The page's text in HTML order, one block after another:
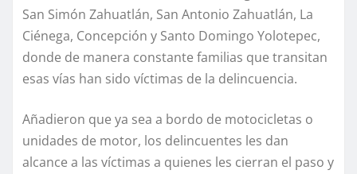
San Simón Zahuatlán, San Antonio Zahuatlán, La
Ciénega, Concepción y Santo Domingo Yolotepec,
donde de manera constante familias que transitan
esas vías han sido víctimas de la delincuencia.
Añadieron que ya sea a bordo de motocicletas o
unidades de motor, los delincuentes les dan
alcance a las víctimas a quienes les cierran el paso y